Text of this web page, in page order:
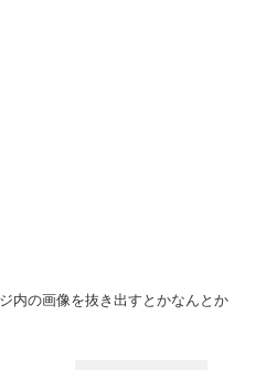
内の画像を抜き出すとかなんとか